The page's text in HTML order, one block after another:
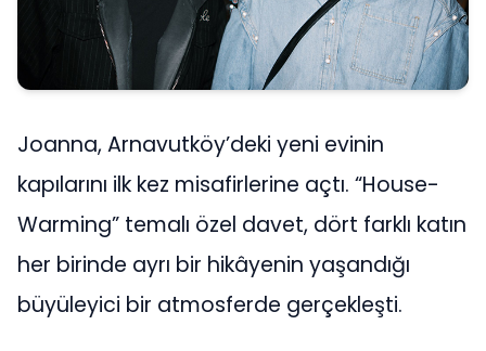
Joanna, Arnavutköy’deki yeni evinin
kapılarını ilk kez misafirlerine açtı. “House-
Warming” temalı özel davet, dört farklı katın
her birinde ayrı bir hikâyenin yaşandığı
büyüleyici bir atmosferde gerçekleşti.